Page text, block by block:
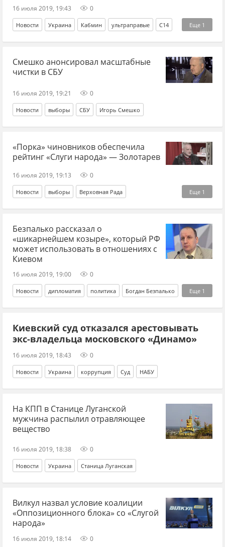
16 июля 2019, 19:43 0
Еще 1
Новости Украина Кабмин ультраправые С14
Нацкорпус
Смешко анонсировал масштабные
чистки в СБУ
16 июля 2019, 19:21 0
Новости выборы СБУ Игорь Смешко
«Порка» чиновников обеспечила
рейтинг «Слуги народа» — Золотарев
16 июля 2019, 19:13 0
Еще 1
Новости выборы Верховная Рада
Андрей Золотарев
Безпалько рассказал о
«шикарнейшем козыре», который РФ
может использовать в отношениях с
Киевом
16 июля 2019, 19:00 0
Еще 1
Новости дипломатия политика Богдан Безпалько
языковой закон
Киевский суд отказался арестовывать
экс-владельца московского «Динамо»
16 июля 2019, 18:43 0
Новости Украина коррупция Суд НАБУ
На КПП в Станице Луганской
мужчина распылил отравляющее
вещество
16 июля 2019, 18:38 0
Новости Украина Станица Луганская
Вилкул назвал условие коалиции
«Оппозиционного блока» со «Слугой
народа»
16 июля 2019, 18:14 0